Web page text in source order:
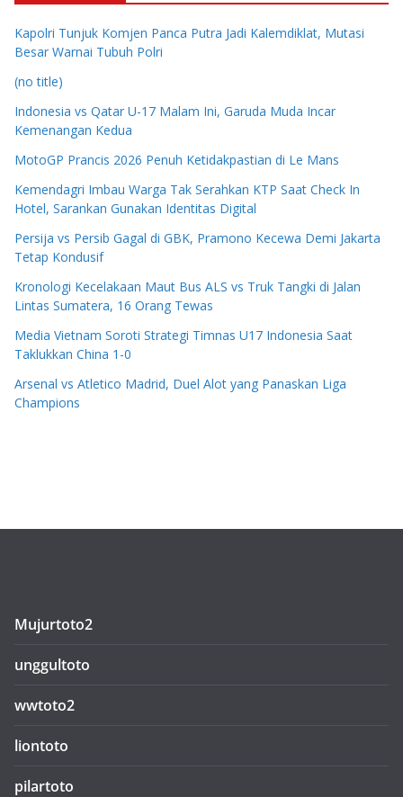
Kapolri Tunjuk Komjen Panca Putra Jadi Kalemdiklat, Mutasi
Besar Warnai Tubuh Polri
(no title)
Indonesia vs Qatar U-17 Malam Ini, Garuda Muda Incar
Kemenangan Kedua
MotoGP Prancis 2026 Penuh Ketidakpastian di Le Mans
Kemendagri Imbau Warga Tak Serahkan KTP Saat Check In
Hotel, Sarankan Gunakan Identitas Digital
Persija vs Persib Gagal di GBK, Pramono Kecewa Demi Jakarta
Tetap Kondusif
Kronologi Kecelakaan Maut Bus ALS vs Truk Tangki di Jalan
Lintas Sumatera, 16 Orang Tewas
Media Vietnam Soroti Strategi Timnas U17 Indonesia Saat
Taklukkan China 1-0
Arsenal vs Atletico Madrid, Duel Alot yang Panaskan Liga
Champions
Mujurtoto2
unggultoto
wwtoto2
liontoto
pilartoto